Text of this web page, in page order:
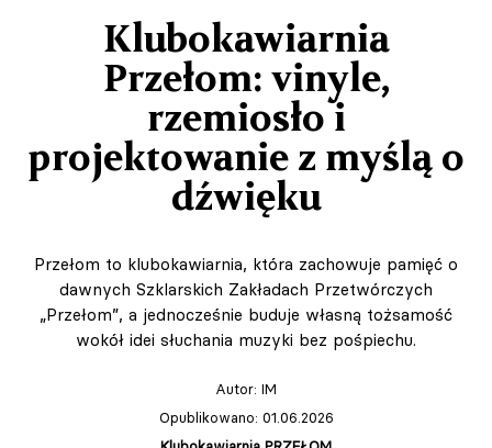
Klubokawiarnia
Przełom: vinyle,
rzemiosło i
projektowanie z myślą o
dźwięku
Przełom to klubokawiarnia, która zachowuje pamięć o
dawnych Szklarskich Zakładach Przetwórczych
„Przełom”, a jednocześnie buduje własną tożsamość
wokół idei słuchania muzyki bez pośpiechu.
Autor: IM
Opublikowano: 01.06.2026